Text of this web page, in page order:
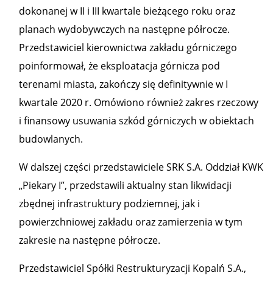
dokonanej w II i III kwartale bieżącego roku oraz
planach wydobywczych na następne półrocze.
Przedstawiciel kierownictwa zakładu górniczego
poinformował, że eksploatacja górnicza pod
terenami miasta, zakończy się definitywnie w I
kwartale 2020 r. Omówiono również zakres rzeczowy
i finansowy usuwania szkód górniczych w obiektach
budowlanych.
W dalszej części przedstawiciele SRK S.A. Oddział KWK
„Piekary I”, przedstawili aktualny stan likwidacji
zbędnej infrastruktury podziemnej, jak i
powierzchniowej zakładu oraz zamierzenia w tym
zakresie na następne półrocze.
Przedstawiciel Spółki Restrukturyzacji Kopalń S.A.,